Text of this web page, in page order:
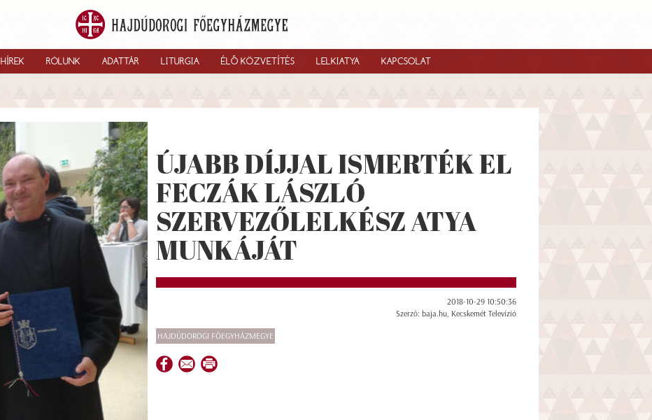
HÍREK RÓLUNK ADATTÁR LITURGIA ÉLŐ KÖZVETÍTÉS LELKIATYA KAPCSOLAT
ÚJABB DÍJJAL ISMERTÉK EL
FECZÁK LÁSZLÓ
SZERVEZŐLELKÉSZ ATYA
MUNKÁJÁT
2018-10-29 10:50:36
Szerző: baja.hu, Kecskemét Televízió
HAJDÚDOROGI FŐEGYHÁZMEGYE